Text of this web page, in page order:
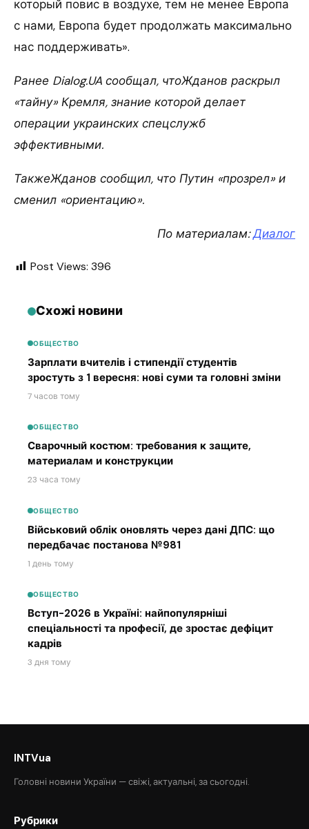
который повис в воздухе, тем не менее Европа
с нами, Европа будет продолжать максимально
нас поддерживать».
Ранее Dialog.UA сообщал, чтоЖданов раскрыл
«тайну» Кремля, знание которой делает
операции украинских спецслужб
эффективными.
ТакжеЖданов сообщил, что Путин «прозрел» и
сменил «ориентацию».
По материалам:Диалог
Post Views: 396
Схожі новини
ОБЩЕСТВО
Зарплати вчителів і стипендії студентів
зростуть з 1 вересня: нові суми та головні зміни
7 часов тому
ОБЩЕСТВО
Сварочный костюм: требования к защите,
материалам и конструкции
23 часа тому
ОБЩЕСТВО
Військовий облік оновлять через дані ДПС: що
передбачає постанова №981
1 день тому
ОБЩЕСТВО
Вступ-2026 в Україні: найпопулярніші
спеціальності та професії, де зростає дефіцит
кадрів
3 дня тому
INTVua
Головні новини України — свіжі, актуальні, за сьогодні.
Рубрики